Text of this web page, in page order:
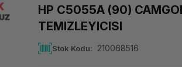
HP C5055A (90)
TEMIZLEYICISI
Stok Kodu 210068516